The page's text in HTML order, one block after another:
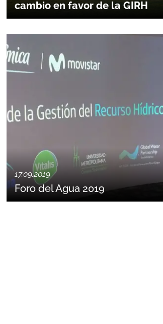
cambio en favor de la GIRH
17.09.2019
Foro del Agua 2019